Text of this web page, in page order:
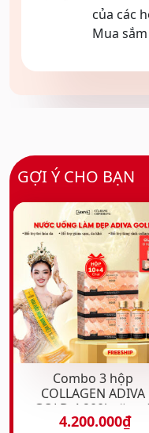
của các
Mua
GỢI Ý CHO BẠN
Combo 3 hộp
COLLAGEN ADIVA
GOLD 4,200k tặng 1
hộp COLLAGEN
4.200.000₫